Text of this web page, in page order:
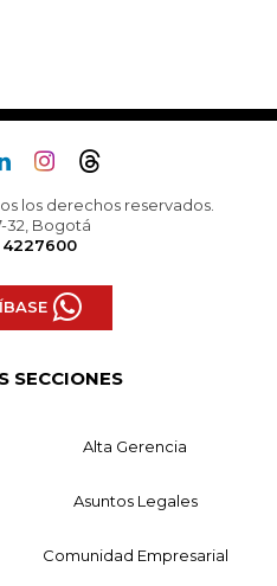
los derechos reservados.
32, Bogotá
4227600
SECCIONES
Alta Gerencia
Asuntos Legales
Comunidad Empresarial